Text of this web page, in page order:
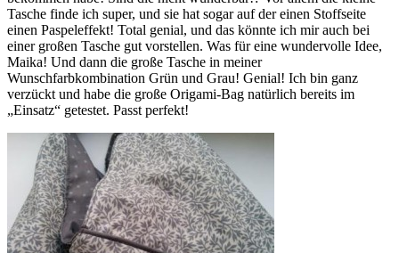
Tasche finde ich super, und sie hat sogar auf der einen Stoffseite
einen Paspeleffekt! Total genial, und das könnte ich mir auch bei
einer großen Tasche gut vorstellen. Was für eine wundervolle Idee,
Maika! Und dann die große Tasche in meiner
Wunschfarbkombination Grün und Grau! Genial! Ich bin ganz
verzückt und habe die große Origami-Bag natürlich bereits im
„Einsatz“ getestet. Passt perfekt!